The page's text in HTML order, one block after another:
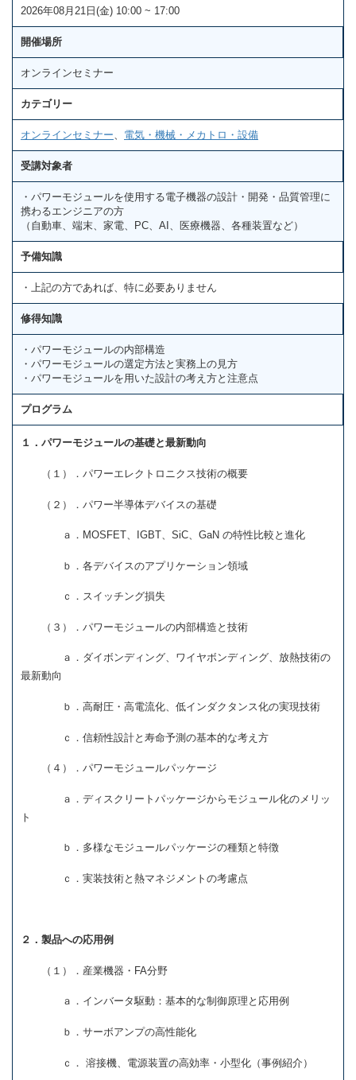
2026年08月21日(金) 10:00 ~ 17:00
開催場所
オンラインセミナー
カテゴリー
オンラインセミナー、 電気・機械・メカトロ・設備
受講対象者
・パワーモジュールを使用する電子機器の設計・開発・品質管理に
携わるエンジニアの方
（自動車、端末、家電、PC、AI、医療機器、各種装置など）
予備知識
・上記の方であれば、特に必要ありません
修得知識
・パワーモジュールの内部構造
・パワーモジュールの選定方法と実務上の見方
・パワーモジュールを用いた設計の考え方と注意点
プログラム
１．パワーモジュールの基礎と最新動向
（１）．パワーエレクトロニクス技術の概要
（２）．パワー半導体デバイスの基礎
ａ．MOSFET、IGBT、SiC、GaN の特性比較と進化
ｂ．各デバイスのアプリケーション領域
ｃ．スイッチング損失
（３）．パワーモジュールの内部構造と技術
ａ．ダイボンディング、ワイヤボンディング、放熱技術の
最新動向
ｂ．高耐圧・高電流化、低インダクタンス化の実現技術
ｃ．信頼性設計と寿命予測の基本的な考え方
（４）．パワーモジュールパッケージ
ａ．ディスクリートパッケージからモジュール化のメリッ
ト
ｂ．多様なモジュールパッケージの種類と特徴
ｃ．実装技術と熱マネジメントの考慮点
２．製品への応用例
（１）．産業機器・FA分野
ａ．インバータ駆動：基本的な制御原理と応用例
ｂ．サーボアンプの高性能化
ｃ． 溶接機、電源装置の高効率・小型化（事例紹介）